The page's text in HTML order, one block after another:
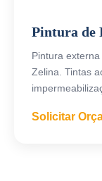
Pintura de
Pintura
Zelina. Tintas
Solicitar